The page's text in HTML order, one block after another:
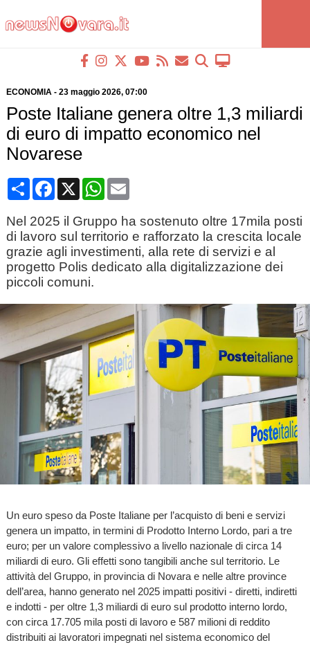
ECONOMIA- 23 maggio 2026, 07:00
Poste Italiane genera oltre 1,3 miliardi
di euro di impatto economico nel
Novarese
CondividiFacebook
X WhatsApp
Email
Nel 2025 il Gruppo ha sostenuto oltre 17mila posti
di lavoro sul territorio e rafforzato la crescita locale
grazie agli investimenti, alla rete di servizi e al
progetto Polis dedicato alla digitalizzazione dei
piccoli comuni.
Un euro speso da Poste Italiane per l’acquisto di beni e servizi
genera un impatto, in termini di Prodotto Interno Lordo, pari a tre
euro; per un valore complessivo a livello nazionale di circa 14
miliardi di euro. Gli effetti sono tangibili anche sul territorio. Le
attività del Gruppo, in provincia di Novara e nelle altre province
dell’area, hanno generato nel 2025 impatti positivi - diretti, indiretti
e indotti - per oltre 1,3 miliardi di euro sul prodotto interno lordo,
con circa 17.705 mila posti di lavoro e 587 milioni di reddito
distribuiti ai lavoratori impegnati nel sistema economico del